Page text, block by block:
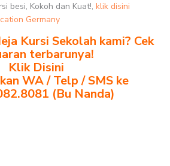
besi, Kokoh dan Kuat!, klik disini
Germany
Kursi Sekolah kami? Cek
terbarunya!
Klik Disini
WA / Telp / SMS ke
(Bu Nanda)